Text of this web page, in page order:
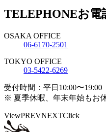
TELEPHONEお電
OSAKA OFFICE
06-6170-2501
TOKYO OFFICE
03-5422-6269
受付時間：平日10:00〜19:00
※ 夏季休暇、年末年始もお
ViewPREVNEXTClick